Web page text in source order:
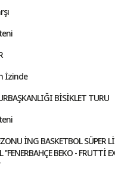
İzinde
BİSİKLET TURU
İNG BASKETBOL SÜPER
''FENERBAHÇE BEKO - FRUTTİ